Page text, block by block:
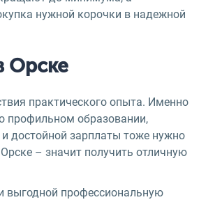
нужной корочки в надежной
Орске
практического опыта. Именно
профильном образовании,
достойной зарплаты тоже нужно
– значит получить отличную
выгодной профессиональную